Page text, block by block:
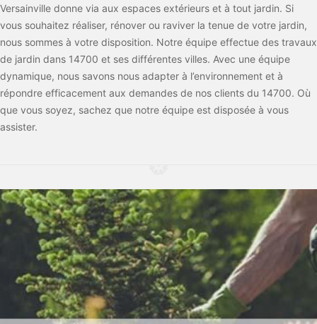
Versainville donne via aux espaces extérieurs et à tout jardin. Si
vous souhaitez réaliser, rénover ou raviver la tenue de votre jardin,
nous sommes à votre disposition. Notre équipe effectue des travaux
de jardin dans 14700 et ses différentes villes. Avec une équipe
dynamique, nous savons nous adapter à l’environnement et à
répondre efficacement aux demandes de nos clients du 14700. Où
que vous soyez, sachez que notre équipe est disposée à vous
assister.